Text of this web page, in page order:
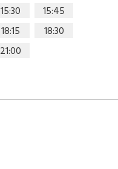
15:30
15:45
18:15
18:30
21:00